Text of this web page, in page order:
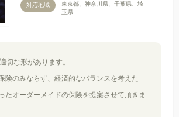
対応地域
東京都、神奈川県、千葉県、埼
玉県
切な形があります。
険のみならず、経済的なバランスを考えた
たオーダーメイドの保険を提案させて頂きま